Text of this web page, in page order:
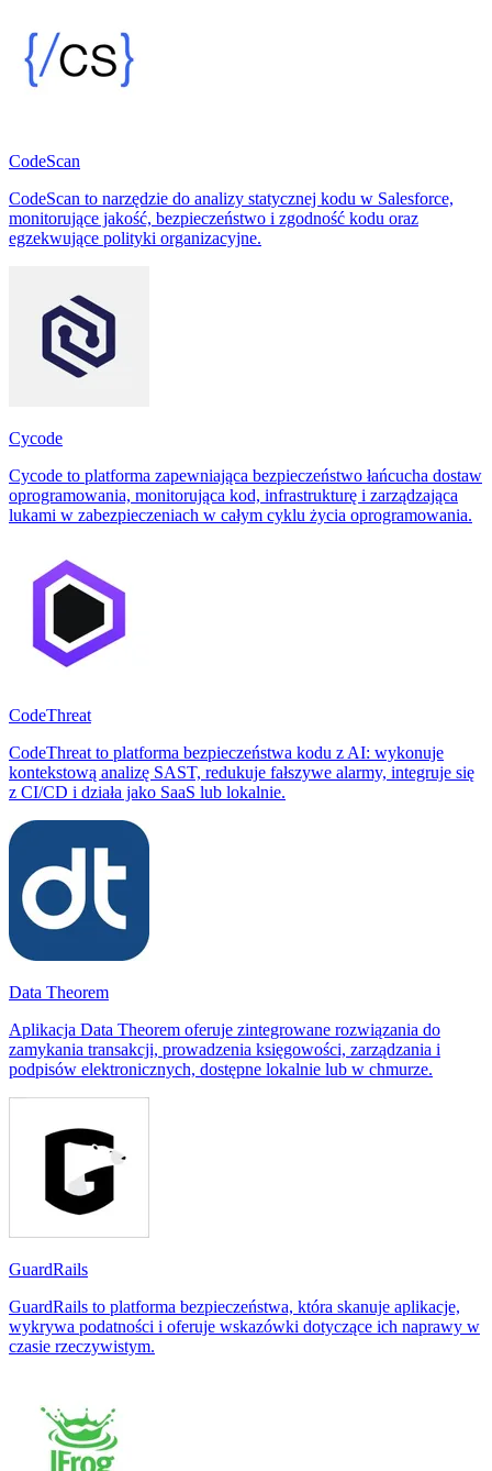
CodeScan
CodeScan to narzędzie do analizy statycznej kodu w Salesforce,
monitorujące jakość, bezpieczeństwo i zgodność kodu oraz
egzekwujące polityki organizacyjne.
Cycode
Cycode to platforma zapewniająca bezpieczeństwo łańcucha dostaw
oprogramowania, monitorująca kod, infrastrukturę i zarządzająca
lukami w zabezpieczeniach w całym cyklu życia oprogramowania.
CodeThreat
CodeThreat to platforma bezpieczeństwa kodu z AI: wykonuje
kontekstową analizę SAST, redukuje fałszywe alarmy, integruje się
z CI/CD i działa jako SaaS lub lokalnie.
Data Theorem
Aplikacja Data Theorem oferuje zintegrowane rozwiązania do
zamykania transakcji, prowadzenia księgowości, zarządzania i
podpisów elektronicznych, dostępne lokalnie lub w chmurze.
GuardRails
GuardRails to platforma bezpieczeństwa, która skanuje aplikacje,
wykrywa podatności i oferuje wskazówki dotyczące ich naprawy w
czasie rzeczywistym.